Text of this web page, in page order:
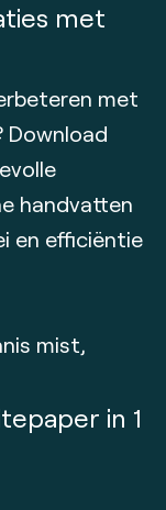
met
met
handvatten
en efficiëntie
mist,
in 1